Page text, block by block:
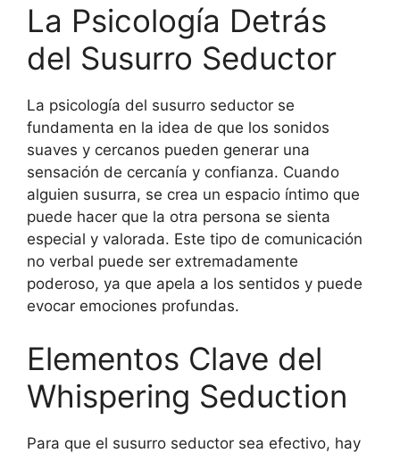
La Psicología Detrás
del Susurro Seductor
La psicología del susurro seductor se
fundamenta en la idea de que los sonidos
suaves y cercanos pueden generar una
sensación de cercanía y confianza. Cuando
alguien susurra, se crea un espacio íntimo que
puede hacer que la otra persona se sienta
especial y valorada. Este tipo de comunicación
no verbal puede ser extremadamente
poderoso, ya que apela a los sentidos y puede
evocar emociones profundas.
Elementos Clave del
Whispering Seduction
Para que el susurro seductor sea efectivo, hay